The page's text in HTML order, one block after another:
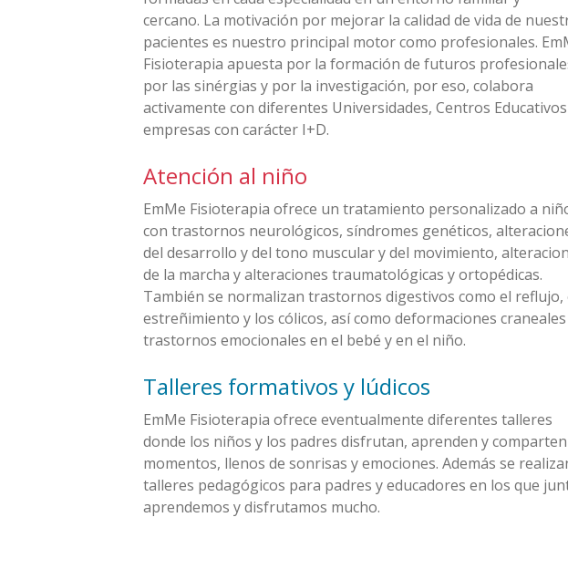
cercano. La motivación por mejorar la calidad de vida de
pacientes es nuestro principal motor como profesionales.
Fisioterapia apuesta por la formación de futuros
por las sinérgias y por la investigación, por eso, colabora
activamente con diferentes Universidades, Centros
empresas con carácter I+D.
Atención al niño
EmMe Fisioterapia ofrece un tratamiento personalizado a
con trastornos neurológicos, síndromes genéticos,
del desarrollo y del tono muscular y del movimiento,
de la marcha y alteraciones traumatológicas y ortopédicas.
También se normalizan trastornos digestivos como el reflujo,
estreñimiento y los cólicos, así como deformaciones
trastornos emocionales en el bebé y en el niño.
Talleres formativos y lúdicos
EmMe Fisioterapia ofrece eventualmente diferentes talleres
donde los niños y los padres disfrutan, aprenden y comparten
momentos, llenos de sonrisas y emociones. Además se
talleres pedagógicos para padres y educadores en los que
aprendemos y disfrutamos mucho.